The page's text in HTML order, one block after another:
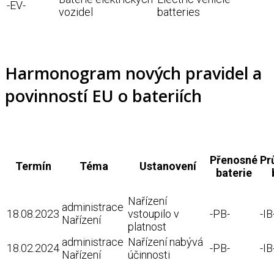
-EV-
vozidel
batteries
Harmonogram nových pravidel a
povinností EU o bateriích
Termín Téma Ustanovení
Přenosné
baterie
18.08.2023
administrace
Nařízení
Nařízení
vstoupilo v
platnost
-PB- -
18.02.2024 administrace
Nařízení
Nařízení nabývá
účinnosti
-PB- -